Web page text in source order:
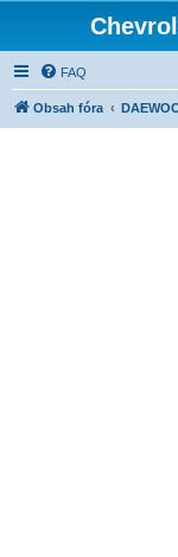
FAQ
Obsah fóra